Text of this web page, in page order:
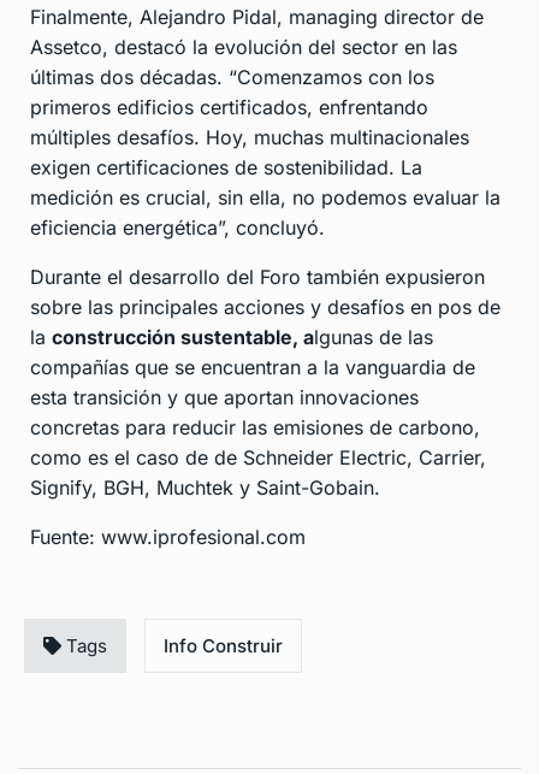
Finalmente, Alejandro Pidal, managing director de
Assetco, destacó la evolución del sector en las
últimas dos décadas. “Comenzamos con los
primeros edificios certificados, enfrentando
múltiples desafíos. Hoy, muchas multinacionales
exigen certificaciones de sostenibilidad. La
medición es crucial, sin ella, no podemos evaluar la
eficiencia energética”, concluyó.
Durante el desarrollo del Foro también expusieron
sobre las principales acciones y desafíos en pos de
la construcción sustentable, algunas de las
compañías que se encuentran a la vanguardia de
esta transición y que aportan innovaciones
concretas para reducir las emisiones de carbono,
como es el caso de de Schneider Electric, Carrier,
Signify, BGH, Muchtek y Saint-Gobain.
Fuente: www.iprofesional.com
Tags Info Construir